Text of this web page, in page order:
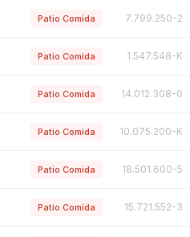
Patio Comida 7.799.250-2
Patio Comida 1.547.548-K
Patio Comida 14.012.308-0
Patio Comida 10.075.200-K
Patio Comida 18.501.600-5
Patio Comida 15.721.552-3